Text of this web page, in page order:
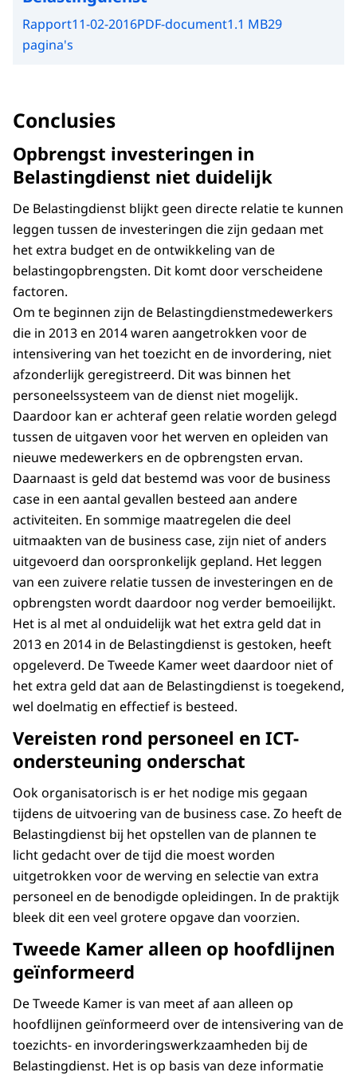
Rapport11-02-2016PDF-document1.1 MB29
pagina's
Conclusies
Opbrengst investeringen in
Belastingdienst niet duidelijk
De Belastingdienst blijkt geen directe relatie te kunnen
leggen tussen de investeringen die zijn gedaan met
het extra budget en de ontwikkeling van de
belastingopbrengsten. Dit komt door verscheidene
factoren.
Om te beginnen zijn de Belastingdienstmedewerkers
die in 2013 en 2014 waren aangetrokken voor de
intensivering van het toezicht en de invordering, niet
afzonderlijk geregistreerd. Dit was binnen het
personeelssysteem van de dienst niet mogelijk.
Daardoor kan er achteraf geen relatie worden gelegd
tussen de uitgaven voor het werven en opleiden van
nieuwe medewerkers en de opbrengsten ervan.
Daarnaast is geld dat bestemd was voor de business
case in een aantal gevallen besteed aan andere
activiteiten. En sommige maatregelen die deel
uitmaakten van de business case, zijn niet of anders
uitgevoerd dan oorspronkelijk gepland. Het leggen
van een zuivere relatie tussen de investeringen en de
opbrengsten wordt daardoor nog verder bemoeilijkt.
Het is al met al onduidelijk wat het extra geld dat in
2013 en 2014 in de Belastingdienst is gestoken, heeft
opgeleverd. De Tweede Kamer weet daardoor niet of
het extra geld dat aan de Belastingdienst is toegekend,
wel doelmatig en effectief is besteed.
Vereisten rond personeel en ICT-
ondersteuning onderschat
Ook organisatorisch is er het nodige mis gegaan
tijdens de uitvoering van de business case. Zo heeft de
Belastingdienst bij het opstellen van de plannen te
licht gedacht over de tijd die moest worden
uitgetrokken voor de werving en selectie van extra
personeel en de benodigde opleidingen. In de praktijk
bleek dit een veel grotere opgave dan voorzien.
Tweede Kamer alleen op hoofdlijnen
geïnformeerd
De Tweede Kamer is van meet af aan alleen op
hoofdlijnen geïnformeerd over de intensivering van de
toezichts- en invorderingswerkzaamheden bij de
Belastingdienst. Het is op basis van deze informatie